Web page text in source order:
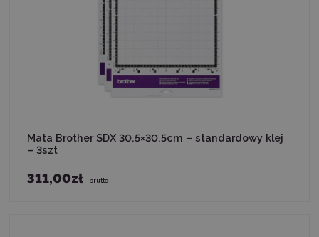
Mata Brother SDX 30.5×30.5cm – standardowy klej
– 3szt
311,00zł brutto